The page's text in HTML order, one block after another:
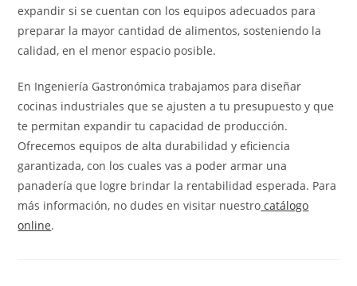
expandir si se cuentan con los equipos adecuados para
preparar la mayor cantidad de alimentos, sosteniendo la
calidad, en el menor espacio posible.
En Ingeniería Gastronómica trabajamos para diseñar
cocinas industriales que se ajusten a tu presupuesto y que
te permitan expandir tu capacidad de producción.
Ofrecemos equipos de alta durabilidad y eficiencia
garantizada, con los cuales vas a poder armar una
panadería que logre brindar la rentabilidad esperada. Para
más información, no dudes en visitar nuestro catálogo
online.